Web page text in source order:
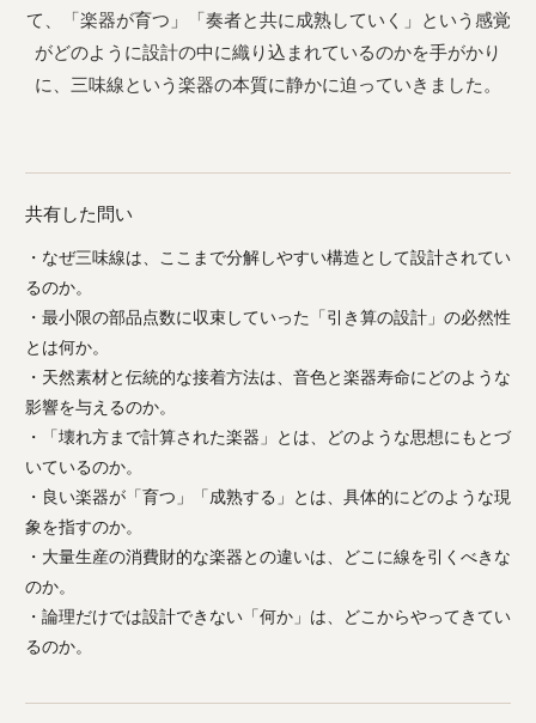
て、「楽器が育つ」「奏者と共に成熟していく」という感覚
がどのように設計の中に織り込まれているのかを手がかり
に、三味線という楽器の本質に静かに迫っていきました。
共有した問い
・なぜ三味線は、ここまで分解しやすい構造として設計されてい
るのか。
・最小限の部品点数に収束していった「引き算の設計」の必然性
とは何か。
・天然素材と伝統的な接着方法は、音色と楽器寿命にどのような
影響を与えるのか。
・「壊れ方まで計算された楽器」とは、どのような思想にもとづ
いているのか。
・良い楽器が「育つ」「成熟する」とは、具体的にどのような現
象を指すのか。
・大量生産の消費財的な楽器との違いは、どこに線を引くべきな
のか。
・論理だけでは設計できない「何か」は、どこからやってきてい
るのか。